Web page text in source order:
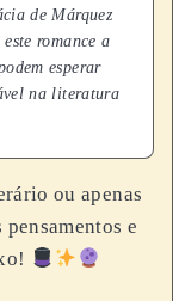
de Márquez
romance a
esperar
na literatura
ou apenas
e